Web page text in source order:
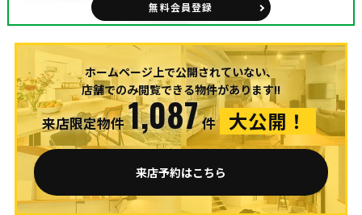
無料会員登録
ホームページ上で公開されていない、
店舗でのみ閲覧できる物件があります!!
来店限定物件 1,087 件 大公開！
来店予約はこちら